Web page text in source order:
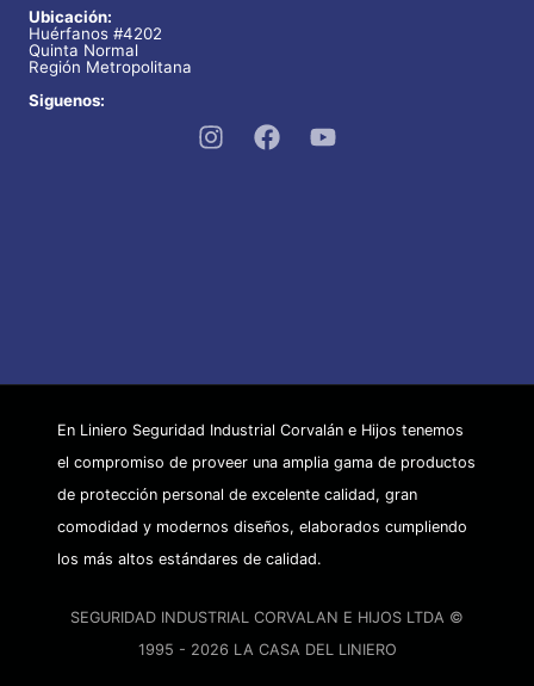
Ubicación:
Huérfanos #4202
Quinta Normal
Región Metropolitana
Siguenos:
En Liniero Seguridad Industrial Corvalán e Hijos tenemos
el compromiso de proveer una amplia gama de productos
de protección personal de excelente calidad, gran
comodidad y modernos diseños, elaborados cumpliendo
los más altos estándares de calidad.
SEGURIDAD INDUSTRIAL CORVALAN E HIJOS LTDA ©
1995 - 2026 LA CASA DEL LINIERO